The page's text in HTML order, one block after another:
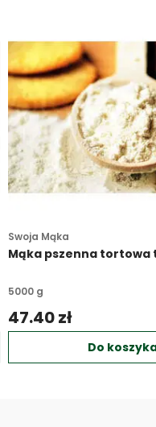
Swoja Mąka
Mąka pszenna tortowa
5000 g
47.40 zł
Do